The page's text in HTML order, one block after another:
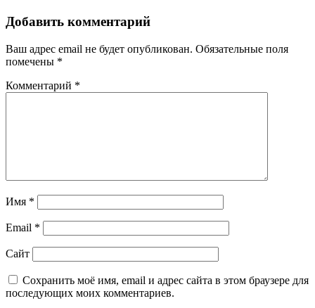
Добавить комментарий
Ваш адрес email не будет опубликован. Обязательные поля
помечены *
Комментарий *
Имя *
Email *
Сайт
Сохранить моё имя, email и адрес сайта в этом браузере для
последующих моих комментариев.